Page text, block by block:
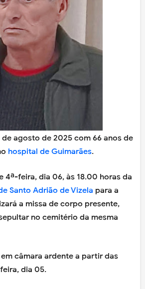
agosto de 2025 com 66 anos de
hospital de Guimarães.
4ª-feira, dia 06, às 18.00 horas da
Santo Adrião de Vizela para a
a missa de corpo presente,
no cemitério da mesma
câmara ardente a partir das
dia 05.